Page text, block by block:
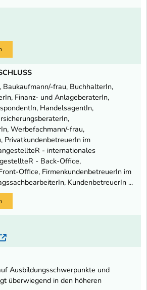
Baukaufmann/-frau, BuchhalterIn,
Finanz- und AnlageberaterIn,
HandelsagentIn,
Werbefachmann/-frau,
PrivatkundenbetreuerIn im
- internationales
- Back-Office,
Office, FirmenkundenbetreuerIn im
KundenbetreuerIn ...
Externer Link
Ausbildungsschwerpunkte und
überwiegend in den höheren